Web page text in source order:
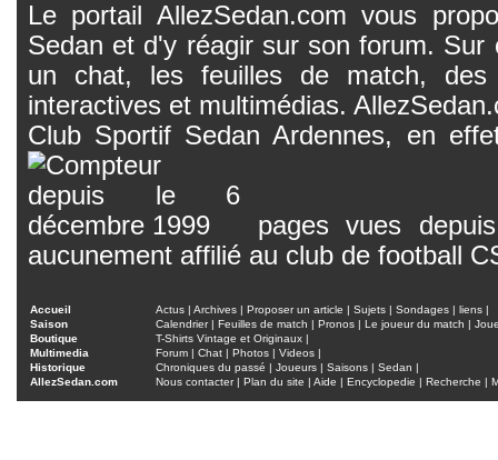
Le portail AllezSedan.com vous
Sedan et d'y réagir sur son forum.
un chat, les feuilles de match, des
interactives et multimédias.
Club Sportif Sedan Ardennes, en
pages vues
aucunement affilié au club de football
Accueil Actus | Archives | Proposer un article | Sujets | Sondages | liens |
Saison
Calendrier| Feuilles de match | Pronos | Le joueur du match |
Boutique
T-Shirts Vintage et Originaux |
Multimedia
Forum | Chat | Photos | Videos |
Historique
Chroniques du passé | Joueurs | Saisons | Sedan |
AllezSedan.com
Nous contacter| Plan du site | Aide | Encyclopedie | Recherche |